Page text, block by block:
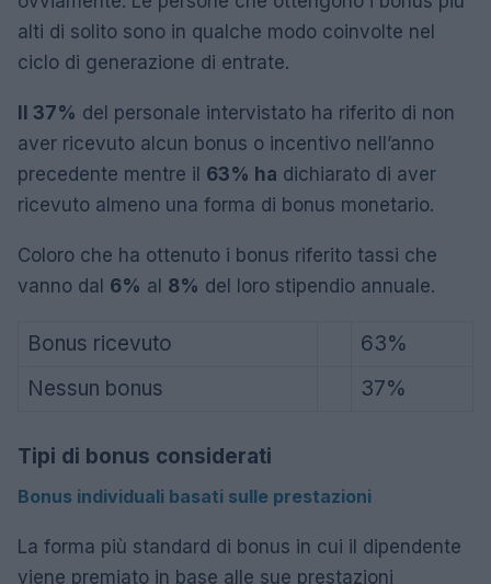
alti di solito sono in qualche modo coinvolte nel
ciclo di generazione di entrate.
Il 37% del personale intervistato ha riferito di non
aver ricevuto alcun bonus o incentivo nell’anno
precedente mentre il 63% ha dichiarato di aver
ricevuto almeno una forma di bonus monetario.
Coloro che ha ottenuto i bonus riferito tassi che
vanno dal 6% al 8% del loro stipendio annuale.
Bonus ricevuto
63%
Nessun bonus
37%
Tipi di bonus considerati
Bonus individuali basati sulle prestazioni
La forma più standard di bonus in cui il dipendente
viene premiato in base alle sue prestazioni